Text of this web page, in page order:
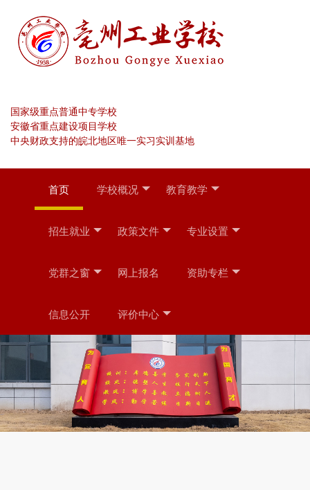
国家级重点普通中专学校
安徽省重点建设项目学校
中央财政支持的皖北地区唯一实习实训基地
首页 学校概况 教育教学
招生就业 政策文件 专业设置
党群之窗 网上报名 资助专栏
信息公开 评价中心